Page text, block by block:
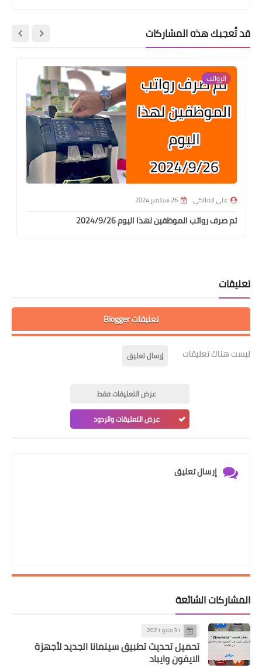
قد تُعجبك هذه المشاركات
الرواتب
علي المالكي 26 سبتمبر 2024
تم صرف رواتب الموظفين لهذا اليوم 2024/9/26
تعليقات
تعليقات Blogger
ليست هناك تعليقات إرسال تعليق
عرض التعليقات فقط
عرض التعليقات والردود
إرسال تعليق
المشاركات الشائعة
31 مايو 2021
تحميل تحديث تطبيق سينمانا الجديد لأجهزة
الايفون وايباد